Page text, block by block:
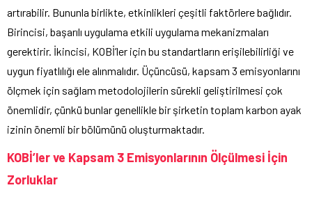
artırabilir. Bununla birlikte, etkinlikleri çeşitli faktörlere bağlıdır.
Birincisi, başarılı uygulama etkili uygulama mekanizmaları
gerektirir. İkincisi, KOBİ’ler için bu standartların erişilebilirliği ve
uygun fiyatlılığı ele alınmalıdır. Üçüncüsü, kapsam 3 emisyonlarını
ölçmek için sağlam metodolojilerin sürekli geliştirilmesi çok
önemlidir, çünkü bunlar genellikle bir şirketin toplam karbon ayak
izinin önemli bir bölümünü oluşturmaktadır.
KOBİ’ler ve Kapsam 3 Emisyonlarının Ölçülmesi İçin
Zorluklar